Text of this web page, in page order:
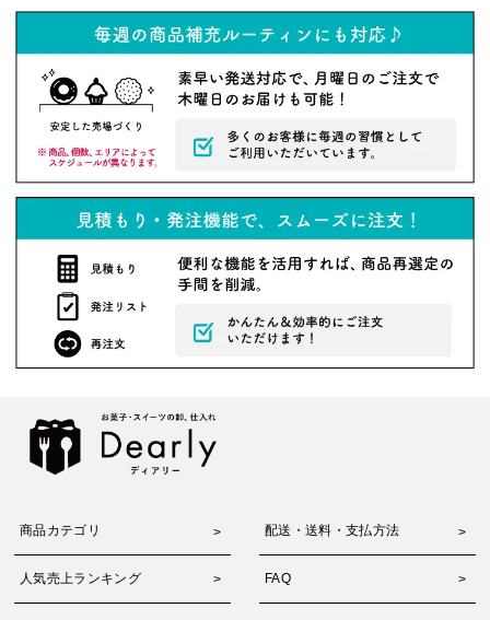
商品カテゴリ 配送・送料・支払方法
人気売上ランキング FAQ